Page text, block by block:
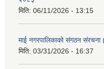
मिति: 06/11/2026 - 13:15
माई नगरपालिकाको संगठन
मिति: 03/31/2026 - 16:37